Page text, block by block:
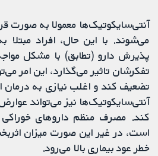
آنتی‌سایکوتیک‌ها معمولا به‌ صورت
می‌شوند. با این حال، افراد مبتلا
پذیرش دارو (تطابق) با مشکل
تفکرشان تاثیر می‌گذارد، این امر
تضعیف کند و اغلب نیازی به
آنتی‌سایکوتیک‌ها نیز می‌تواند
کند. مصرف منظم داروهای
است، در غیر این صورت میزان
خطر عود بیماری بالا می‌رود.